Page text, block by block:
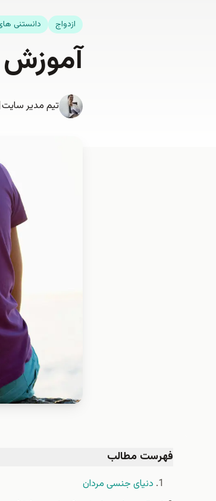
ازدواج دانستنی
آموزش
تیم مدیر سایت|
فهرست مطالب
دنیای جنسی مردان